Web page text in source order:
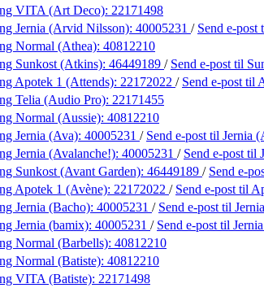
VITA (Art Deco): 22171498
Jernia (Arvid Nilsson): 40005231 / Send e-post
Normal (Athea): 40812210
Sunkost (Atkins): 46449189 / Send e-post til
Apotek 1 (Attends): 22172022 / Send e-post til
Telia (Audio Pro): 22171455
Normal (Aussie): 40812210
Jernia (Ava): 40005231 / Send e-post til Jernia
Jernia (Avalanche!): 40005231 / Send e-post til
Sunkost (Avant Garden): 46449189 / Send e-
Apotek 1 (Avène): 22172022 / Send e-post til
Jernia (Bacho): 40005231 / Send e-post til
Jernia (bamix): 40005231 / Send e-post til
Normal (Barbells): 40812210
Normal (Batiste): 40812210
VITA (Batiste): 22171498